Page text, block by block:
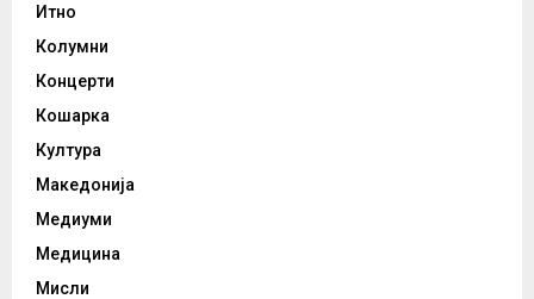
Итно
Колумни
Концерти
Кошарка
Култура
Македонија
Медиуми
Медицина
Мисли